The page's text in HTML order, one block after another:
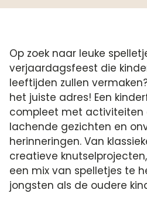
Op zoek naar leuke
verjaardagsfeest die
leeftijden zullen
het juiste adres! Een
compleet met activiteiten
lachende gezichten en
herinneringen.​ Van
creatieve
een mix van spelletjes te
jongsten als de oudere